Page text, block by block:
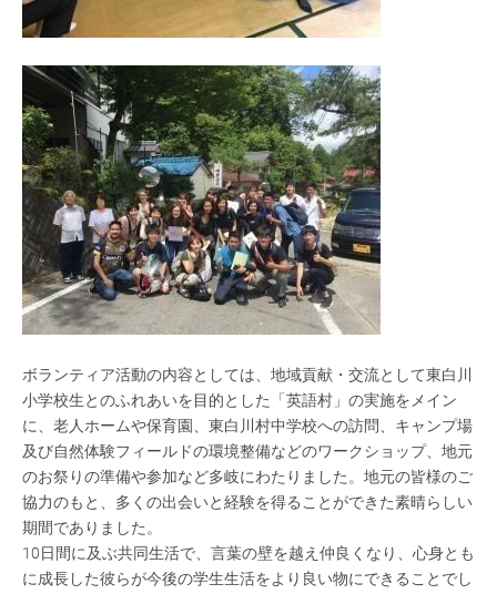
ボランティア活動の内容としては、地域貢献・交流として東白川
小学校生とのふれあいを目的とした「英語村」の実施をメイン
に、老人ホームや保育園、東白川村中学校への訪問、キャンプ場
及び自然体験フィールドの環境整備などのワークショップ、地元
のお祭りの準備や参加など多岐にわたりました。地元の皆様のご
協力のもと、多くの出会いと経験を得ることができた素晴らしい
期間でありました。
10日間に及ぶ共同生活で、言葉の壁を越え仲良くなり、心身とも
に成長した彼らが今後の学生生活をより良い物にできることでし